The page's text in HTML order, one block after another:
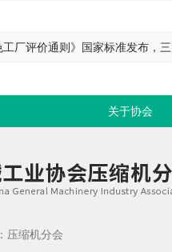
工厂评价通则》国家标准发布，
关于协会
压缩机分会